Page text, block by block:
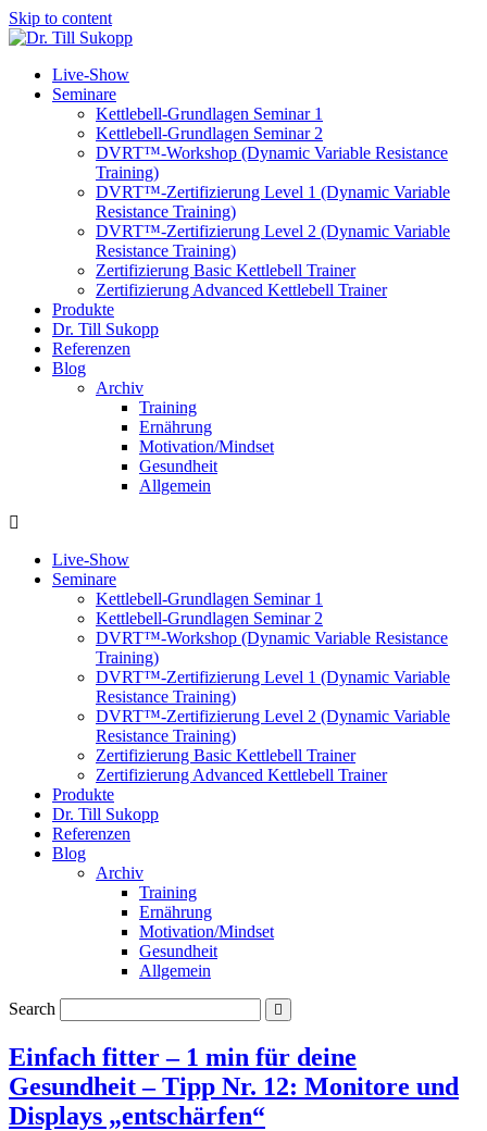
Skip to content
Live-Show
Seminare
Kettlebell-Grundlagen Seminar 1
Kettlebell-Grundlagen Seminar 2
DVRT™-Workshop (Dynamic Variable Resistance
Training)
DVRT™-Zertifizierung Level 1 (Dynamic Variable
Resistance Training)
DVRT™-Zertifizierung Level 2 (Dynamic Variable
Resistance Training)
Zertifizierung Basic Kettlebell Trainer
Zertifizierung Advanced Kettlebell Trainer
Produkte
Dr. Till Sukopp
Referenzen
Blog
Archiv
Training
Ernährung
Motivation/Mindset
Gesundheit
Allgemein
Live-Show
Seminare
Kettlebell-Grundlagen Seminar 1
Kettlebell-Grundlagen Seminar 2
DVRT™-Workshop (Dynamic Variable Resistance
Training)
DVRT™-Zertifizierung Level 1 (Dynamic Variable
Resistance Training)
DVRT™-Zertifizierung Level 2 (Dynamic Variable
Resistance Training)
Zertifizierung Basic Kettlebell Trainer
Zertifizierung Advanced Kettlebell Trainer
Produkte
Dr. Till Sukopp
Referenzen
Blog
Archiv
Training
Ernährung
Motivation/Mindset
Gesundheit
Allgemein
Search
Einfach fitter – 1 min für deine
Gesundheit – Tipp Nr. 12: Monitore und
Displays „entschärfen“